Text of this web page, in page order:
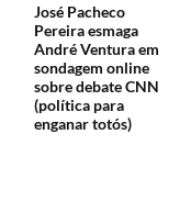
José Pacheco
Pereira esmaga
André Ventura em
sondagem online
sobre debate CNN
(política para
enganar totós)